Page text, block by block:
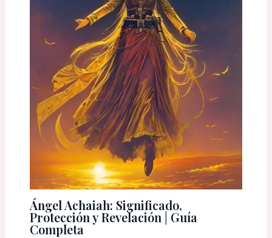
Ángel Achaiah: Significado,
Protección y Revelación | Guía
Completa